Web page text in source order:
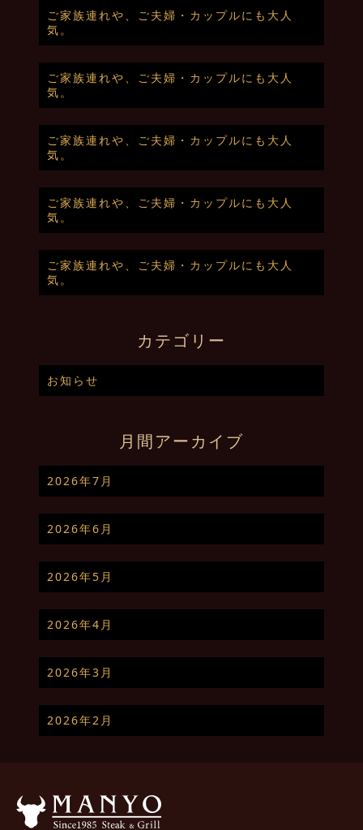
ご家族連れや、ご夫婦・カップルにも大人
気。
ご家族連れや、ご夫婦・カップルにも大人
気。
ご家族連れや、ご夫婦・カップルにも大人
気。
ご家族連れや、ご夫婦・カップルにも大人
気。
ご家族連れや、ご夫婦・カップルにも大人
気。
カテゴリー
お知らせ
月間アーカイブ
2026年7月
2026年6月
2026年5月
2026年4月
2026年3月
2026年2月